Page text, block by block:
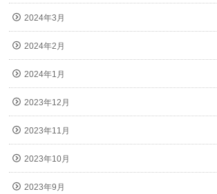
2024年3月
2024年2月
2024年1月
2023年12月
2023年11月
2023年10月
2023年9月